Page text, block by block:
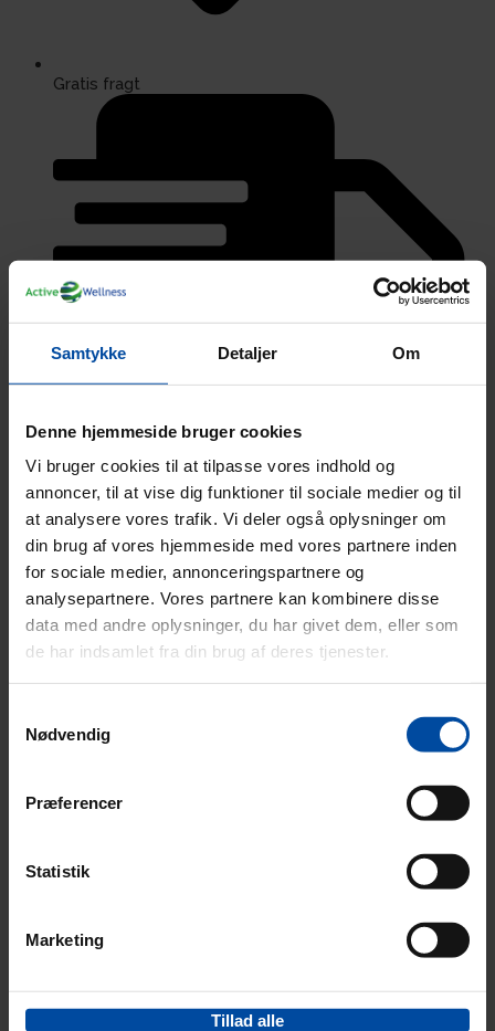
Samtykke Detaljer Om
Denne hjemmeside bruger cookies
Vi bruger cookies til at tilpasse vores indhold og
annoncer, til at vise dig funktioner til sociale medier og til
at analysere vores trafik. Vi deler også oplysninger om
din brug af vores hjemmeside med vores partnere inden
for sociale medier, annonceringspartnere og
analysepartnere. Vores partnere kan kombinere disse
data med andre oplysninger, du har givet dem, eller som
de har indsamlet fra din brug af deres tjenester.
Nødvendig
Præferencer
Statistik
Marketing
Tillad alle
Gratis fragt
1 - 2 dages levering
Sikker betaling